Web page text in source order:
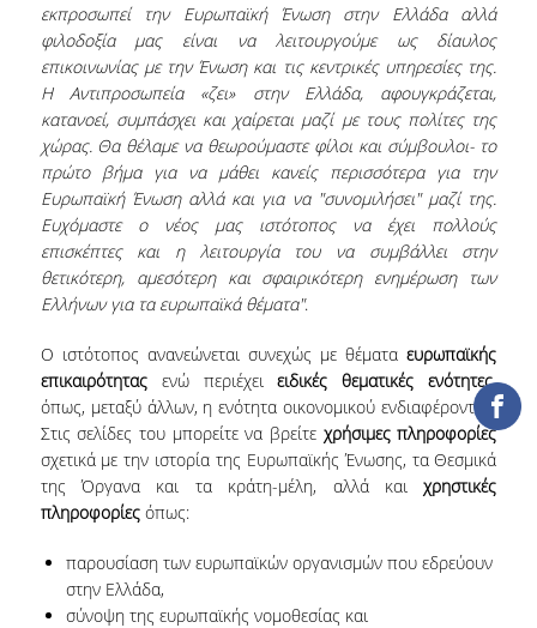
ΟΟΣΑ
Π.Ο.Τ
ΥΠΗΡΕΣΙΕΣ
ΑΝΑΓΝΩΣΤΗΡΙΟ
ΔΑΝΕΙΣΜΟΣ
ΔΙΑΔΑΝΕΙΣΜΟΣ
ΠΑΡΑΓΓΕΛΙΕΣ ΒΙΒΛΙΩΝ
ΦΩΤΟΤΥΠΗΣΗ –
ΕΚΤΥΠΩΣΗ
ΤΕΧΝΙΚΗ ΥΠΟΔΟΜΗ
ΕΚΔΗΛΩΣΕΙΣ
ΠΡΟΣΒΑΣΙΜΟΤΗΤΑ
εκπροσωπεί την Ευρωπαϊκή Ένωση στην Ελλάδα αλλά
φιλοδοξία μας είναι να λειτουργούμε ως δίαυλος
επικοινωνίας με την Ένωση και τις κεντρικές υπηρεσίες της.
Η Αντιπροσωπεία «ζει» στην Ελλάδα, αφουγκράζεται,
κατανοεί, συμπάσχει και χαίρεται μαζί με τους πολίτες της
χώρας. Θα θέλαμε να θεωρούμαστε φίλοι και σύμβουλοι- το
πρώτο βήμα για να μάθει κανείς περισσότερα για την
Ευρωπαϊκή Ένωση αλλά και για να "συνομιλήσει" μαζί της.
Ευχόμαστε ο νέος μας ιστότοπος να έχει πολλούς
επισκέπτες και η λειτουργία του να συμβάλλει στην
θετικότερη, αμεσότερη και σφαιρικότερη ενημέρωση των
Ελλήνων για τα ευρωπαϊκά θέματα".
Ο ιστότοπος ανανεώνεται συνεχώς με θέματαευρωπαϊκής
επικαιρότηταςενώ περιέχειειδικές θεματικές ενότητες,
όπως, μεταξύ άλλων, η ενότητα οικονομικού ενδιαφέροντος.
Στις σελίδες του μπορείτε να βρείτε χρήσιμες πληροφορίες
σχετικά με την ιστορία της Ευρωπαϊκής Ένωσης, τα Θεσμικά
της Όργανα και τα κράτη-μέλη, αλλά καιχρηστικές
πληροφορίεςόπως:
παρουσίαση των ευρωπαϊκών οργανισμών που εδρεύουν
στην Ελλάδα,
σύνοψη της ευρωπαϊκής νομοθεσίας και